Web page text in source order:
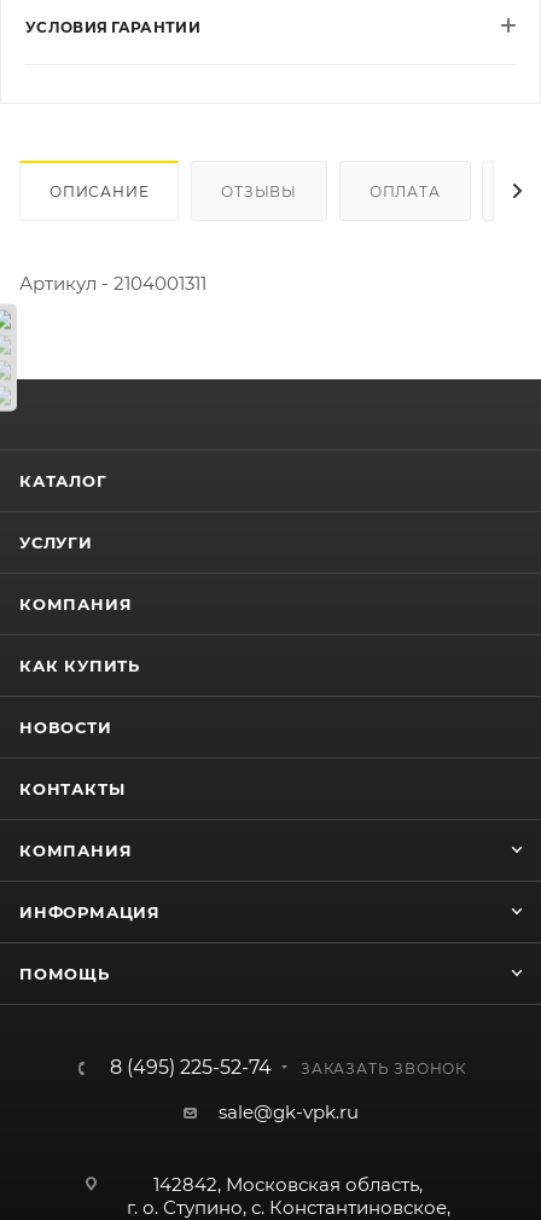
УСЛОВИЯ ГАРАНТИИ
ОПИСАНИЕ ОТЗЫВЫ ОПЛАТА
Артикул - 2104001311
КАТАЛОГ
УСЛУГИ
КОМПАНИЯ
КАК КУПИТЬ
НОВОСТИ
КОНТАКТЫ
КОМПАНИЯ
ИНФОРМАЦИЯ
ПОМОЩЬ
8 (495) 225-52-74 ЗАКАЗАТЬ ЗВОНОК
sale@gk-vpk.ru
142842, Московская область,
г. о. Ступино, с. Константиновское,